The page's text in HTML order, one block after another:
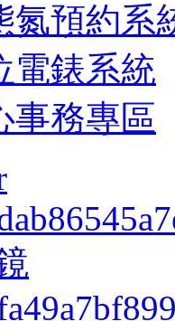
氮預約系
電錶系統
事務專區